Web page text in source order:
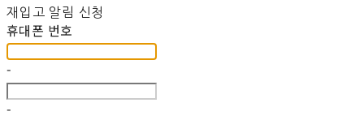
재입고 알림 신청
휴대폰 번호
-
-